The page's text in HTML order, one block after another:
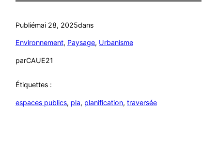
Publiémai 28, 2025dans
Environnement, Paysage, Urbanisme
parCAUE21
Étiquettes :
espaces publics, pla, planification, traversée